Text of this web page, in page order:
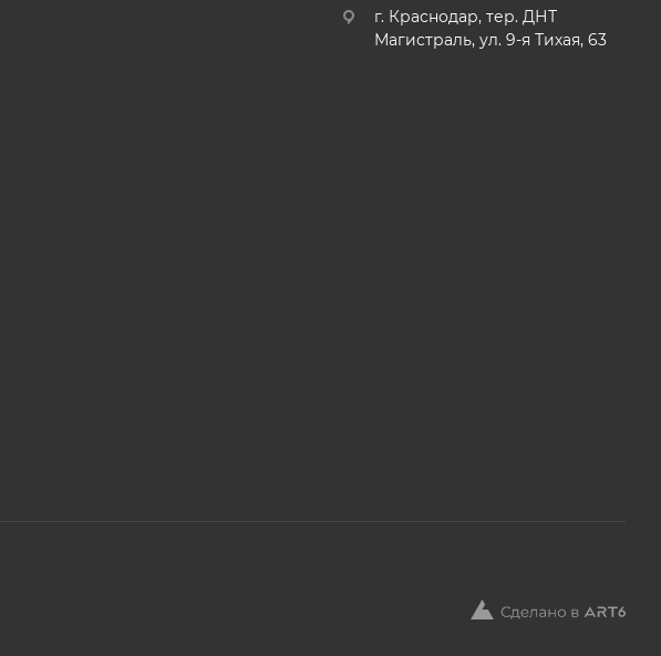
г. Краснодар, тер. ДНТ
Магистраль, ул. 9-я Тихая, 63